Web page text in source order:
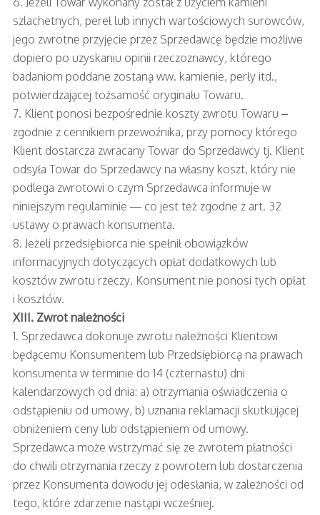
szlachetnych, pereł lub innych wartościowych surowców,
jego zwrotne przyjęcie przez Sprzedawcę będzie możliwe
dopiero po uzyskaniu opinii rzeczoznawcy, którego
badaniom poddane zostaną ww. kamienie, perły itd.,
potwierdzającej tożsamość oryginału Towaru.
7. Klient ponosi bezpośrednie koszty zwrotu Towaru –
zgodnie z cennikiem przewoźnika, przy pomocy którego
Klient dostarcza zwracany Towar do Sprzedawcy tj. Klient
odsyła Towar do Sprzedawcy na własny koszt, który nie
podlega zwrotowi o czym Sprzedawca informuje w
niniejszym regulaminie — co jest też zgodne z art. 32
ustawy o prawach konsumenta.
8. Jeżeli przedsiębiorca nie spełnił obowiązków
informacyjnych dotyczących opłat dodatkowych lub
kosztów zwrotu rzeczy, Konsument nie ponosi tych opłat
i kosztów.
XIII. Zwrot należności
1. Sprzedawca dokonuje zwrotu należności Klientowi
będącemu Konsumentem lub Przedsiębiorcą na prawach
konsumenta w terminie do 14 (czternastu) dni
kalendarzowych od dnia: a) otrzymania oświadczenia o
odstąpieniu od umowy, b) uznania reklamacji skutkującej
obniżeniem ceny lub odstąpieniem od umowy.
Sprzedawca może wstrzymać się ze zwrotem płatności
do chwili otrzymania rzeczy z powrotem lub dostarczenia
przez Konsumenta dowodu jej odesłania, w zależności od
tego, które zdarzenie nastąpi wcześniej.